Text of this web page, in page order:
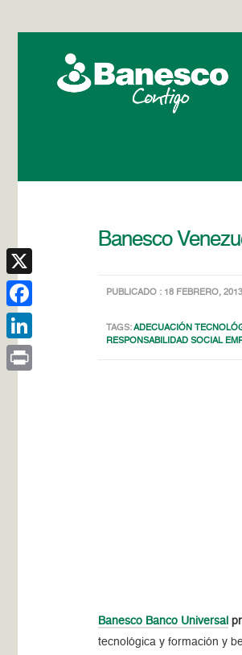
Banesco
PUBLICADO : 18 FEBRERO, 2013
TAGS:ADECUACIÓN
RESPONSABILIDAD SOCIAL
Banesco Banco Universal
tecnológica y formación y
X
Facebook
LinkedIn